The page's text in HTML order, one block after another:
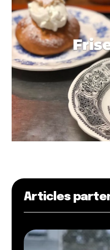
Articles